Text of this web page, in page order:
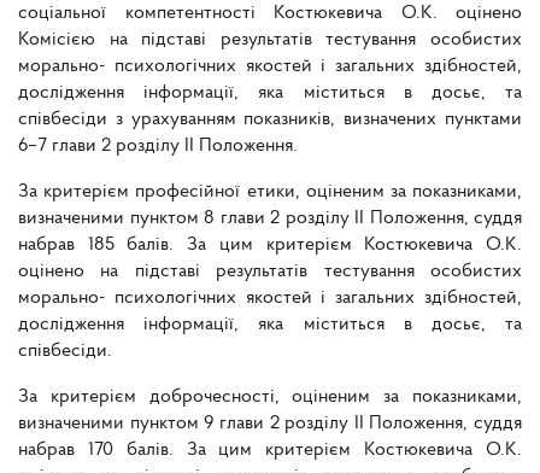
соціальної компетентності Костюкевича О.К. оцінено
Комісією на підставі результатів тестування особистих
морально- психологічних якостей і загальних здібностей,
дослідження інформації, яка міститься в досьє, та
співбесіди з урахуванням показників, визначених пунктами
6–7 глави 2 розділу II Положення.
За критерієм професійної етики, оціненим за показниками,
визначеними пунктом 8 глави 2 розділу II Положення, суддя
набрав 185 балів. За цим критерієм Костюкевича О.К.
оцінено на підставі результатів тестування особистих
морально- психологічних якостей і загальних здібностей,
дослідження інформації, яка міститься в досьє, та
співбесіди.
За критерієм доброчесності, оціненим за показниками,
визначеними пунктом 9 глави 2 розділу II Положення, суддя
набрав 170 балів. За цим критерієм Костюкевича О.К.